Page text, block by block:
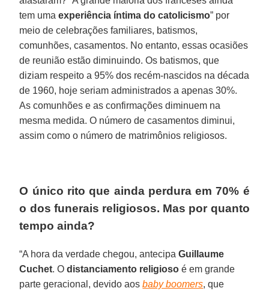
tem umaexperiência íntima do catolicismo” por
meio de celebrações familiares, batismos,
comunhões, casamentos. No entanto, essas ocasiões
de reunião estão diminuindo. Os batismos, que
diziam respeito a 95% dos recém-nascidos na década
de 1960, hoje seriam administrados a apenas 30%.
As comunhões e as confirmações diminuem na
mesma medida. O número de casamentos diminui,
assim como o número de matrimônios religiosos.
O único rito que ainda perdura em 70% é
o dos funerais religiosos. Mas por quanto
tempo ainda?
“A hora da verdade chegou, antecipaGuillaume
Cuchet. Odistanciamento religioso é em grande
parte geracional, devido aosbaby boomers, que